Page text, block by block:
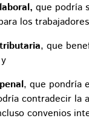
que podría
los
, que
, que pondría
contradecir la
convenios